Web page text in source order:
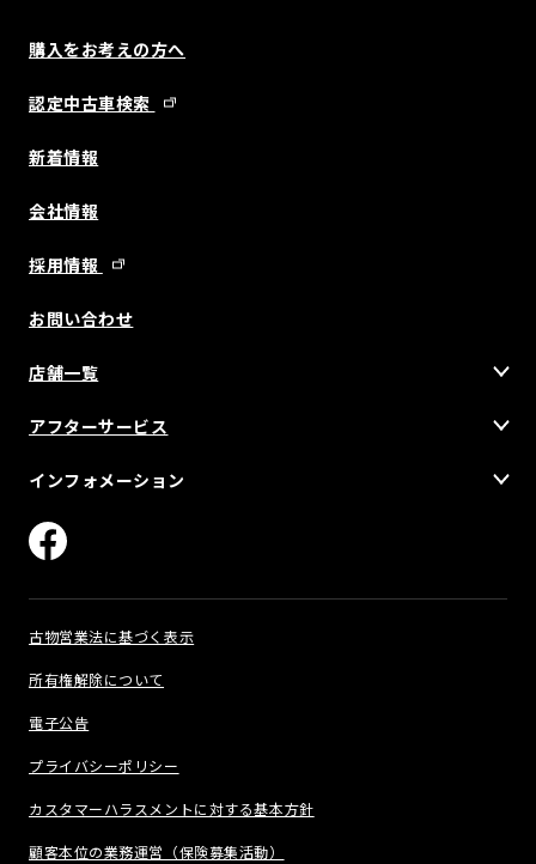
購入をお考えの方へ
認定中古車検索
新着情報
会社情報
採用情報
お問い合わせ
店舗一覧
アフターサービス
インフォメーション
古物営業法に基づく表示
所有権解除について
電子公告
プライバシーポリシー
カスタマーハラスメントに対する基本方針
顧客本位の業務運営（保険募集活動）